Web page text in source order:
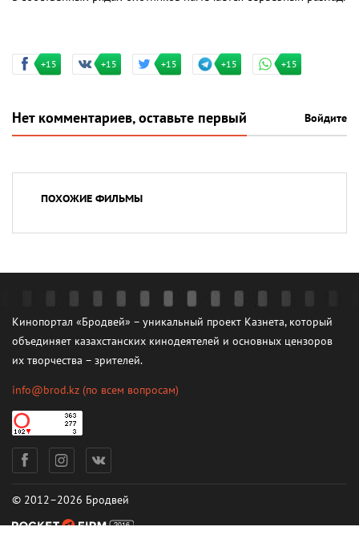
+15 +15 +15 +15 +15
Нет комментариев, оставьте первый Войдите
ПОХОЖИЕ ФИЛЬМЫ
Кинопортал «Бродвей» – уникальный проект Казнета, который
объединяет казахстанских кинодеятелей и основных цензоров
их творчества – зрителей.
info@brod.kz (по всем вопросам)
© 2012–2026 Бродвей